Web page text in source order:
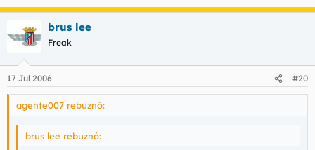
brus lee
Freak
17 Jul 2006 #20
agente007 rebuznó:
brus lee rebuznó: